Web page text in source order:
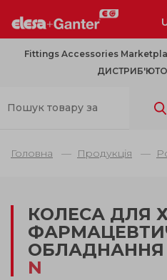
Fittings Accessories
Головна Продукція
КОЛЕСА ДЛЯ
ОБЛАДНАННЯ
N